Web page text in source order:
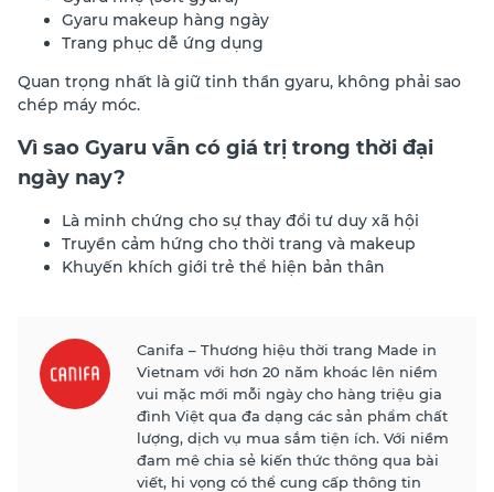
Gyaru makeup hàng ngày
Trang phục dễ ứng dụng
Quan trọng nhất là giữ tinh thần gyaru, không phải sao
chép máy móc.
Vì sao Gyaru vẫn có giá trị trong thời đại
ngày nay?
Là minh chứng cho sự thay đổi tư duy xã hội
Truyền cảm hứng cho thời trang và makeup
Khuyến khích giới trẻ thể hiện bản thân
Canifa – Thương hiệu thời trang Made in
Vietnam với hơn 20 năm khoác lên niềm
vui mặc mới mỗi ngày cho hàng triệu gia
đình Việt qua đa dạng các sản phẩm chất
lượng, dịch vụ mua sắm tiện ích. Với niềm
đam mê chia sẻ kiến thức thông qua bài
viết, hi vọng có thể cung cấp thông tin